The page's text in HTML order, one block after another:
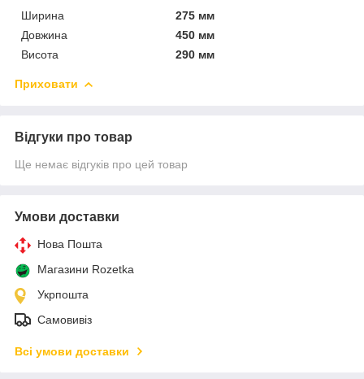
Ширина
275 мм
Довжина
450 мм
Висота
290 мм
Приховати
Відгуки про товар
Ще немає відгуків про цей товар
Умови доставки
Нова Пошта
Магазини Rozetka
Укрпошта
Самовивіз
Всі умови доставки